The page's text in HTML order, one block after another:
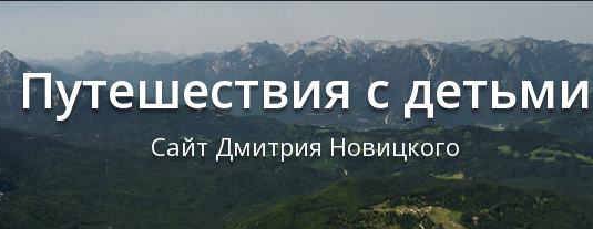
Путешествия с детьми
Сайт Дмитрия Новицкого